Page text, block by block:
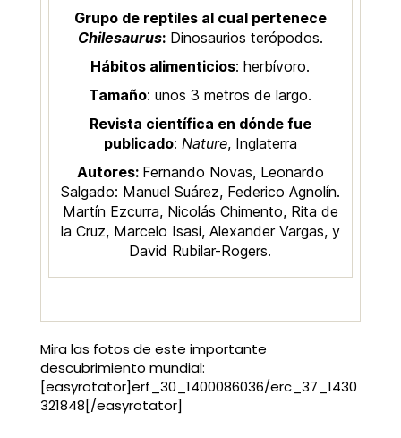
Grupo de reptiles al cual pertenece
Chilesaurus:Dinosaurios terópodos.
Hábitos alimenticios: herbívoro.
Tamaño: unos 3 metros de largo.
Revista científica en dónde fue
publicado: Nature, Inglaterra
Autores: Fernando Novas, Leonardo
Salgado: Manuel Suárez, Federico Agnolín.
Martín Ezcurra, Nicolás Chimento, Rita de
la Cruz, Marcelo Isasi, Alexander Vargas, y
David Rubilar-Rogers.
Mira las fotos de este importante
descubrimiento mundial:
[easyrotator]erf_30_1400086036/erc_37_1430
321848[/easyrotator]